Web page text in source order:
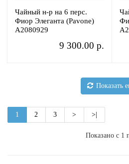
Чайный н-р на 6 перс.
Фиор Элеганта (Pavone)
A2080929
9 300.00 р.
Показать
1 2 3 > >|
Показано с 1